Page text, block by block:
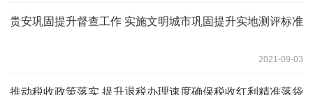
贵安巩固提升督查工作 实施文明城市巩固提升实地测评标准
2021-09-03
推动税收政策落实 提升退税办理速度确保税收红利精准落袋